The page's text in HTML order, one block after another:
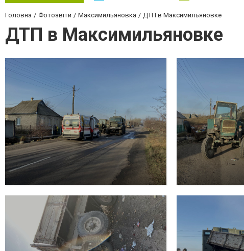
Головна Фотозвіти Максимильяновка ДТП в Максимильяновке
ДТП в Максимильяновке